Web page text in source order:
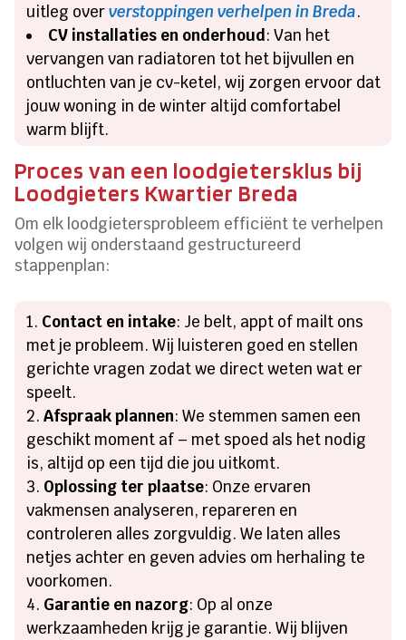
uitleg oververstoppingen verhelpen in Breda.
CV installaties en onderhoud: Van het
vervangen van radiatoren tot het bijvullen en
ontluchten van je cv-ketel, wij zorgen ervoor dat
jouw woning in de winter altijd comfortabel
warm blijft.
Proces van een loodgietersklus bij
Loodgieters Kwartier Breda
Om elk loodgietersprobleem efficiënt te verhelpen
volgen wij onderstaand gestructureerd
stappenplan:
Contact en intake: Je belt, appt of mailt ons
met je probleem. Wij luisteren goed en stellen
gerichte vragen zodat we direct weten wat er
speelt.
Afspraak plannen: We stemmen samen een
geschikt moment af – met spoed als het nodig
is, altijd op een tijd die jou uitkomt.
Oplossing ter plaatse: Onze ervaren
vakmensen analyseren, repareren en
controleren alles zorgvuldig. We laten alles
netjes achter en geven advies om herhaling te
voorkomen.
Garantie en nazorg: Op al onze
werkzaamheden krijg je garantie. Wij blijven